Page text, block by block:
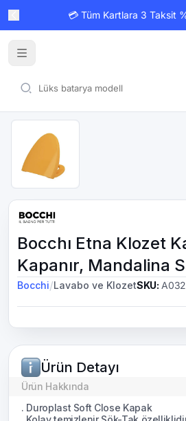
💳 Tüm Kartlara 3 Taksit
Bocchı Etna Klozet
Kapanır, Mandalina
Bocchi/Lavabo ve KlozetSKU:
Ürün Detayı
Ürün Hakkında
. Duroplast Soft Close Kapak